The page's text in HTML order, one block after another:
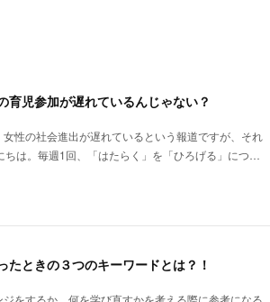
児参加が遅れているんじゃない？
性の社会進出が遅れているという報道ですが、それ
は。毎週1回、「はたらく」を「ひろげる」につ…
たときの３つのキーワードとは？！
をするか、何を学び直すかを考える際に参考になる